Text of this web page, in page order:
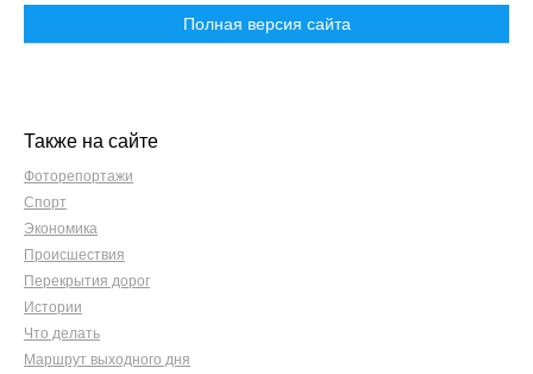
Полная версия сайта
Также на сайте
Фоторепортажи
Спорт
Экономика
Происшествия
Перекрытия дорог
Истории
Что делать
Маршрут выходного дня